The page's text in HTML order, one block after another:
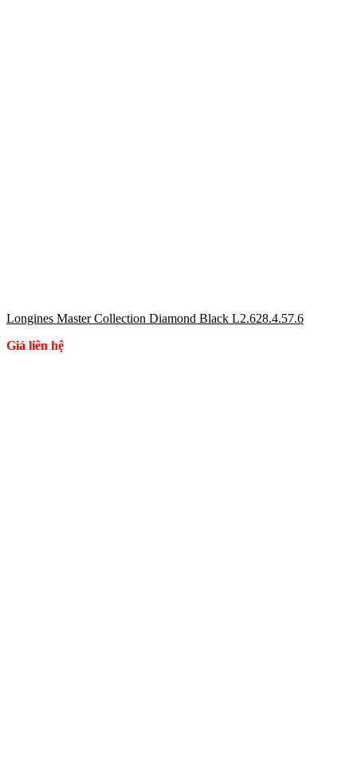
Longines Master Collection Diamond Black L2.628.4.57.6
Giá liên hệ